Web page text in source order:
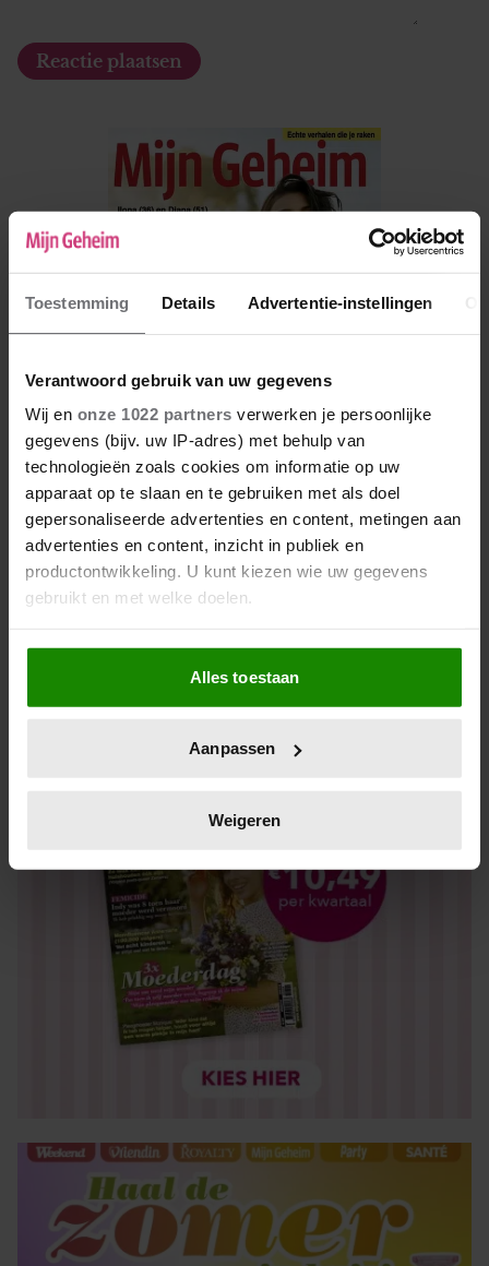
Toestemming Details Advertentie-instellingen
Verantwoord gebruik van uw gegevens
Wij en onze 1022 partners verwerken je persoonlijke
gegevens (bijv. uw IP-adres) met behulp van
technologieën zoals cookies om informatie op uw
apparaat op te slaan en te gebruiken met als doel
gepersonaliseerde advertenties en content, metingen aan
advertenties en content, inzicht in publiek en
productontwikkeling. U kunt kiezen wie uw gegevens
gebruikt en met welke doelen.
Als u het toestaat, willen we ook graag:
Informatie verzamelen over uw geografische locatie,
die tot een paar meter nauwkeurig kan zijn
op specifieke eigenschappen (fingerprinting)
verwerkt en stel uw voorkeuren in het
intrekken in de Cookieverklaring.
We gebruiken cookies om content en advertenties te
personaliseren, om functies voor social media te bieden
en om ons websiteverkeer te analyseren. Ook delen we
informatie over uw gebruik van onze site met onze
partners voor social media, adverteren en analyse. Deze
partners kunnen deze gegevens combineren met andere
informatie die u aan ze heeft verstrekt of die ze hebben
gebruiken.
Alles toestaan
Aanpassen
Weigeren
De nieuwe Mijn Geheim ligt nu in de winkel
Abonneren
Digitaal lezen